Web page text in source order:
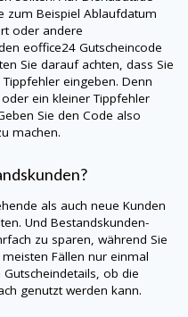
zum Beispiel Ablaufdatum
oder andere
eoffice24 Gutscheincode
Sie darauf achten, dass Sie
eingeben. Denn
ein kleiner Tippfehler
Sie den Code also
machen.
als auch neue Kunden
Und Bestandskunden-
zu sparen, während Sie
Fällen nur einmal
ob die
genutzt werden kann.